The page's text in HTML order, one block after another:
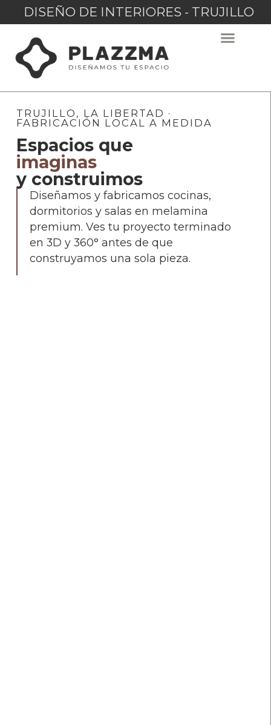
DISEÑO DE INTERIORES - TRUJILLO
TRUJILLO, LA LIBERTAD ·
FABRICACIÓN LOCAL A MEDIDA
Espacios que
imaginas
y construimos
Diseñamos y fabricamos cocinas,
dormitorios y salas en melamina
premium. Ves tu proyecto terminado
en 3D y 360° antes de que
construyamos una sola pieza.